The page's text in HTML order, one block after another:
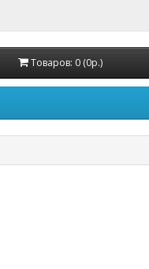
Товаров: 0 (0р.)